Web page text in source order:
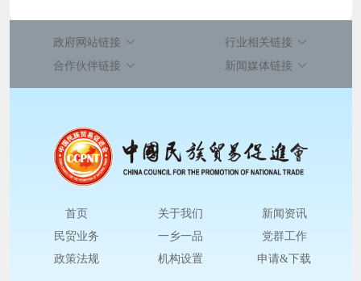
政府网站链接
行业相关链接
合作伙伴链接
新闻媒体链接
首页 关于我们
新闻资讯
民贸业务
一乡一品
党群工作
政策法规
机构设置 申请&下载